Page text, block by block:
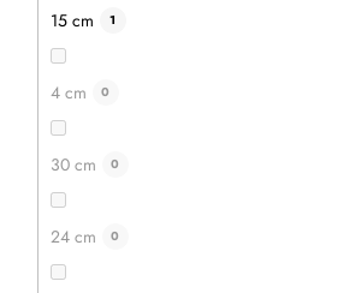
15 cm 1
4 cm 0
30 cm 0
24 cm 0